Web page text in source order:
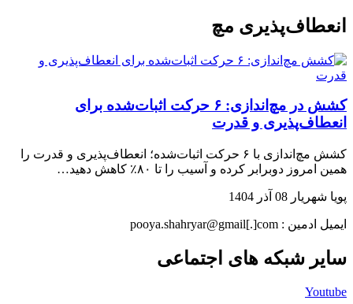
انعطاف‌پذیری مچ
کشش در مچ‌اندازی: ۶ حرکت اثبات‌شده برای
انعطاف‌پذیری و قدرت
کشش مچ‌اندازی با ۶ حرکت اثبات‌شده؛ انعطاف‌پذیری و قدرت را
همین امروز دوبرابر کرده و آسیب را تا ۸۰٪ کاهش دهید…
پویا شهریار 08 آذر 1404
ایمیل ادمین : pooya.shahryar@gmail[.]com
سایر شبکه های اجتماعی
Youtube